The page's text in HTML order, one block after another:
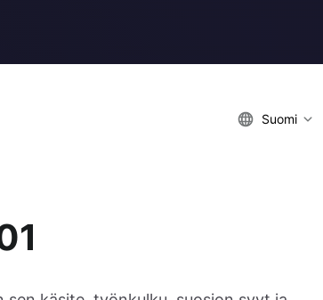
Suomi